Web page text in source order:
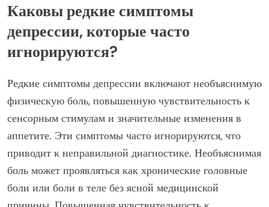
Каковы редкие симптомы
депрессии, которые часто
игнорируются?
Редкие симптомы депрессии включают необъяснимую
физическую боль, повышенную чувствительность к
сенсорным стимулам и значительные изменения в
аппетите. Эти симптомы часто игнорируются, что
приводит к неправильной диагностике. Необъяснимая
боль может проявляться как хронические головные
боли или боли в теле без ясной медицинской